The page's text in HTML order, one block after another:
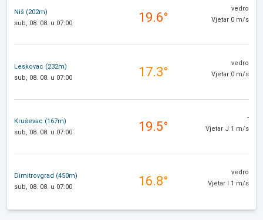
Niš (202m)
sub, 08. 08. u 07:00
19.6°
vedro
Vjetar 0 m/s
Leskovac (232m)
sub, 08. 08. u 07:00
17.3°
vedro
Vjetar 0 m/s
Kruševac (167m)
sub, 08. 08. u 07:00
19.5°
-
Vjetar J 1 m/s
Dimitrovgrad (450m)
sub, 08. 08. u 07:00
16.8°
vedro
Vjetar I 1 m/s